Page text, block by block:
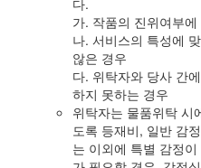
다.
가. 작품의 진위여부
나. 서비스의 특성에
않은 경우
다. 위탁자와 당사 간
하지 못하는 경우
위탁자는 물품위탁 시
도록 등재비, 일반 감
는 이외에 특별 감정